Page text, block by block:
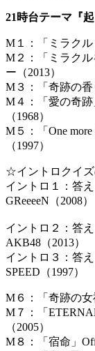
21時台テーマ『
M１：「ミラクル
M２：「ミラク
ー（2013）
M３：「奇跡の
M４：「愛の奇
（
M５：「One more
（1997
☆イントロクイズ
イントロ１：答え
イントロ２：答
イントロ３：答え
M６：「奇跡
M７：「
（
M８：「宿命